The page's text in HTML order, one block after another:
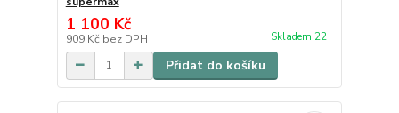
1 100 Kč
909 Kč bez DPH Skladem 22
Přidat do košíku